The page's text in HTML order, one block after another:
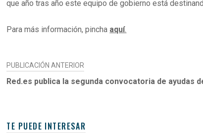
que año tras año este equipo de gobierno está
Para más información, pincha aquí.
NAVEGACIÓN
DE
PUBLICACIÓN ANTERIOR
Red.es publica la segunda convocatoria de ayudas
TE PUEDE INTERESAR